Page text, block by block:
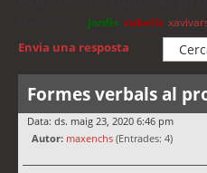
jordis cubells
Envia una resposta
Formes verbals al
Data: ds. maig 23, 2020 6:46 pm
Autor: maxenchs (Entrades: 4)